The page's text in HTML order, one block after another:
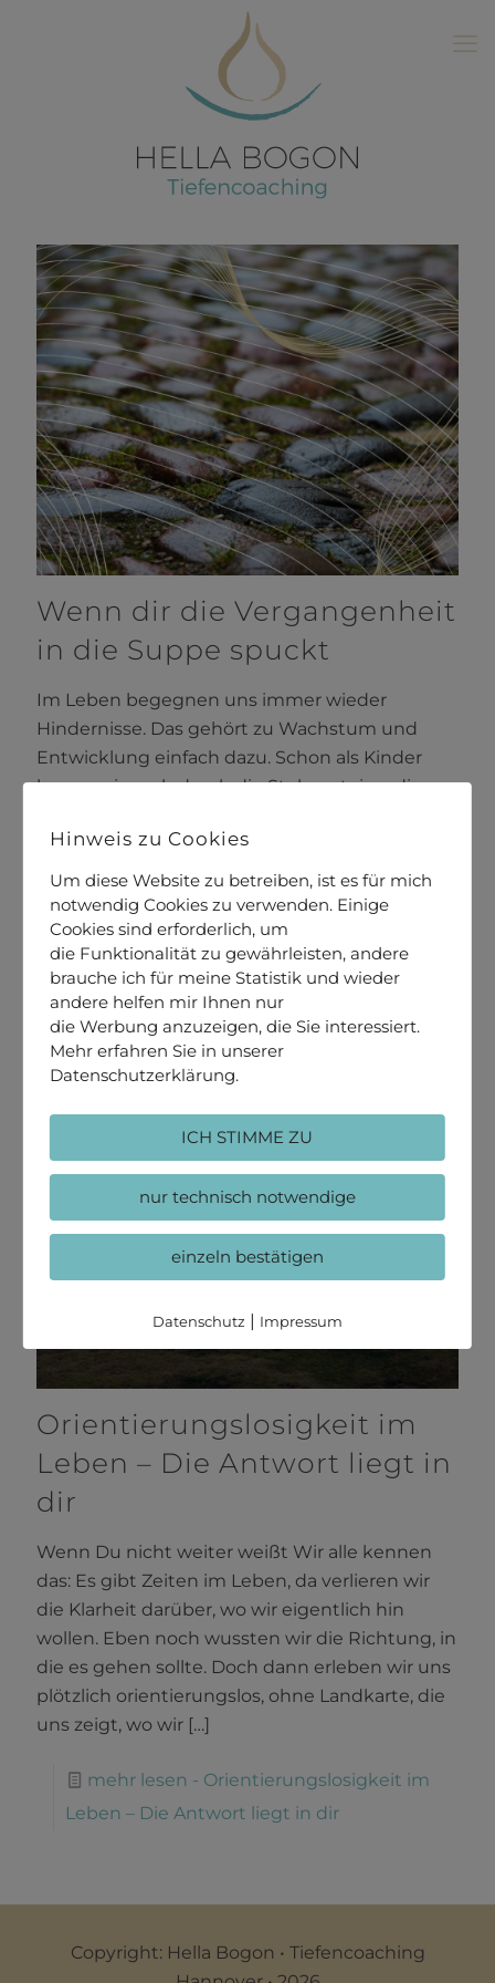
Wenn dir die Vergangenheit
in die Suppe spuckt
Im Leben begegnen uns immer wieder
Hindernisse. Das gehört zu Wachstum und
Entwicklung einfach dazu. Schon als Kinder
lernen wir auch durch die Stolpersteine, die
Daneben gibt es aber immer wieder
bestimmte Muster, die sich wie ein roter Faden
aus der Vergangenheit[…]
mehr lesen- Wenn dir die
Vergangenheit in die Suppe spuckt
Orientierungslosigkeit im
Leben – Die Antwort liegt in
dir
Wenn Du nicht weiter weißt Wir alle kennen
das: Es gibt Zeiten im Leben, da verlieren wir
die Klarheit darüber, wo wir eigentlich hin
wollen. Eben noch wussten wir die Richtung, in
die es gehen sollte. Doch dann erleben wir uns
plötzlich orientierungslos, ohne Landkarte, die
uns zeigt, wo wir […]
mehr lesen - Orientierungslosigkeit im
Leben – Die Antwort liegt in dir
Copyright: Hella Bogon • Tiefencoaching
Hinweis zu Cookies
Um diese Website zu betreiben, ist es für mich
notwendig Cookies zu verwenden. Einige
Cookies sind erforderlich, um
die Funktionalität zu gewährleisten, andere
brauche ich für meine Statistik und wieder
andere helfen mir Ihnen nur
die Werbung anzuzeigen, die Sie interessiert.
Mehr erfahren Sie in unserer
Datenschutzerklärung.
ICH STIMME ZU
nur technisch notwendige
einzeln bestätigen
Datenschutz | Impressum